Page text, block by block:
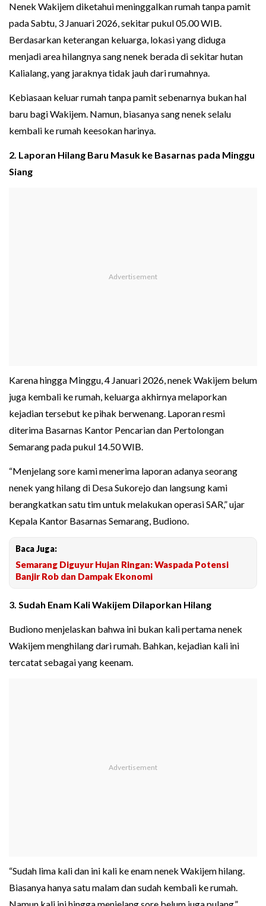
Nenek Wakijem diketahui meninggalkan rumah tanpa pamit
pada Sabtu, 3 Januari 2026, sekitar pukul 05.00 WIB.
Berdasarkan keterangan keluarga, lokasi yang diduga
menjadi area hilangnya sang nenek berada di sekitar hutan
Kalialang, yang jaraknya tidak jauh dari rumahnya.
Kebiasaan keluar rumah tanpa pamit sebenarnya bukan hal
baru bagi Wakijem. Namun, biasanya sang nenek selalu
kembali ke rumah keesokan harinya.
2. Laporan Hilang Baru Masuk ke Basarnas pada Minggu
Siang
Karena hingga Minggu, 4 Januari 2026, nenek Wakijem belum
juga kembali ke rumah, keluarga akhirnya melaporkan
kejadian tersebut ke pihak berwenang. Laporan resmi
diterima Basarnas Kantor Pencarian dan Pertolongan
Semarang pada pukul 14.50 WIB.
“Menjelang sore kami menerima laporan adanya seorang
nenek yang hilang di Desa Sukorejo dan langsung kami
berangkatkan satu tim untuk melakukan operasi SAR,” ujar
Kepala Kantor Basarnas Semarang, Budiono.
Baca Juga:
Semarang Diguyur Hujan Ringan: Waspada Potensi
Banjir Rob dan Dampak Ekonomi
3. Sudah Enam Kali Wakijem Dilaporkan Hilang
Budiono menjelaskan bahwa ini bukan kali pertama nenek
Wakijem menghilang dari rumah. Bahkan, kejadian kali ini
tercatat sebagai yang keenam.
“Sudah lima kali dan ini kali ke enam nenek Wakijem hilang.
Biasanya hanya satu malam dan sudah kembali ke rumah.